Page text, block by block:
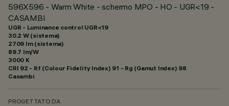
596X596 - Warm White - schermo MPO - HO - UGR<19 -
CASAMBI
UGR - Luminance control UGR<19
30.2 W (sistema)
2709 lm (sistema)
89.7 lm/W
3000 K
CRI 92 - Rf (Colour Fidelity Index) 91 - Rg (Gamut Index) 98
Casambi
PROGETTATO DA